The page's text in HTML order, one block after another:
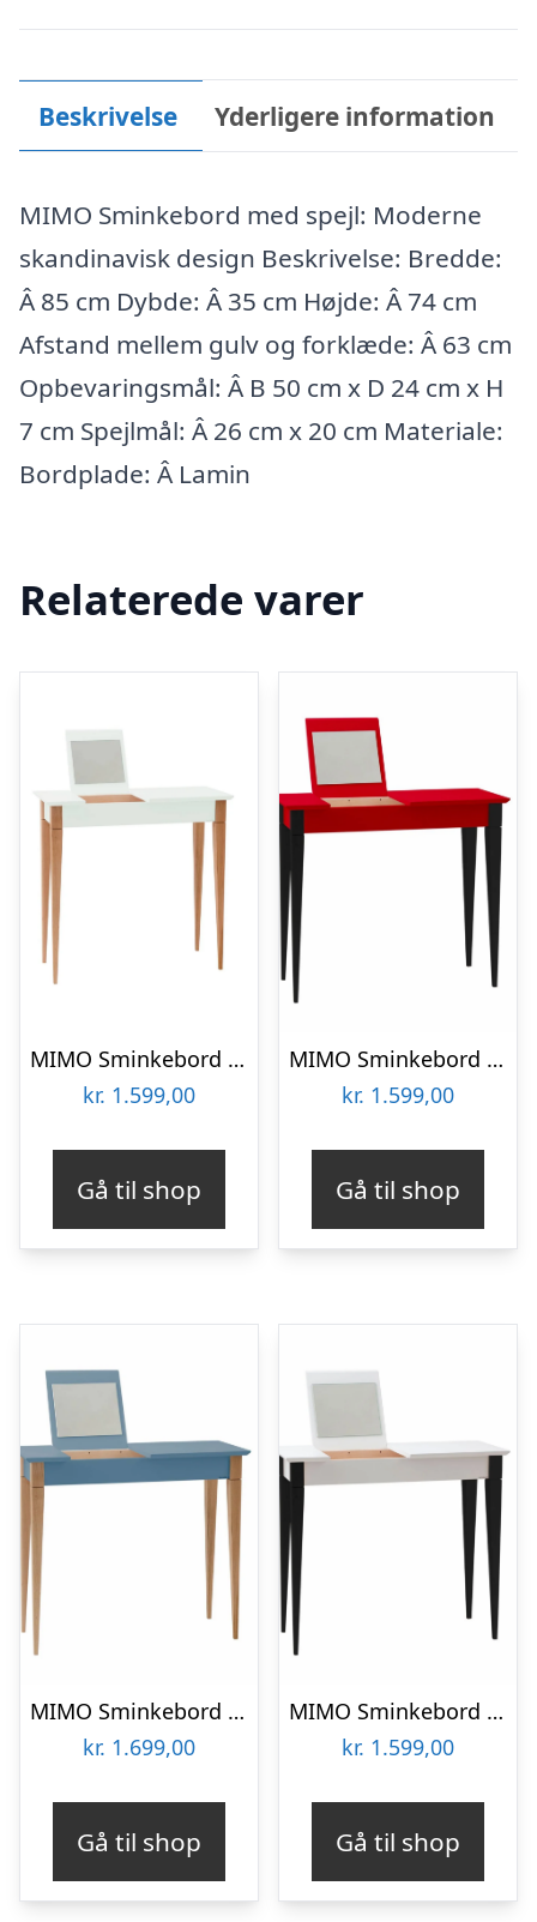
Beskrivelse Yderligere information
MIMO Sminkebord med spejl: Moderne
skandinavisk design Beskrivelse: Bredde:
Â 85 cm Dybde: Â 35 cm Højde: Â 74 cm
Afstand mellem gulv og forklæde: Â 63 cm
Opbevaringsmål: Â B 50 cm x D 24 cm x H
7 cm Spejlmål: Â 26 cm x 20 cm Materiale:
Bordplade: Â Lamin
Relaterede varer
MIMO Sminkebord med spejl 65x35cm Fleeting Mint
kr. 1.599,00
Gå til shop
MIMO Sminkebord med spejl – 65×35 cm sorte ben / røde
kr. 1.599,00
Gå til shop
MIMO Sminkebord med spejl 85x35cm Gentle Blue
kr. 1.699,00
Gå til shop
MIMO Sminkebord med spejl 65x35cm sorte ben / hvid
kr. 1.599,00
Gå til shop